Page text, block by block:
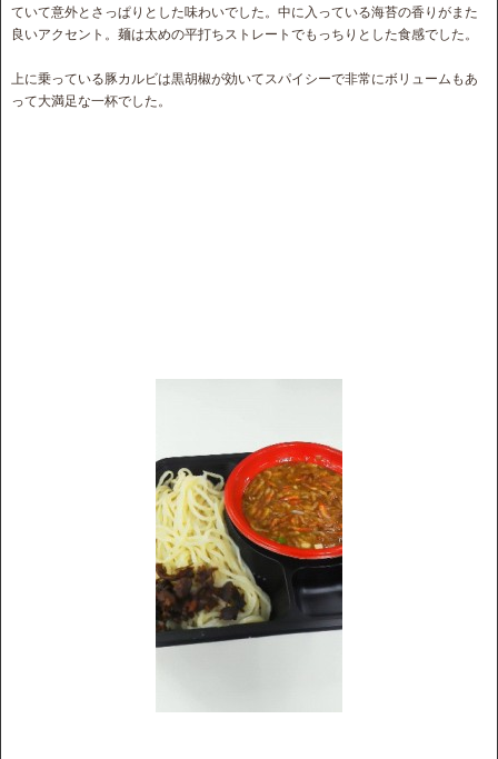
ていて意外とさっぱりとした味わいでした。中に入っている海苔の香りがまた
良いアクセント。麺は太めの平打ちストレートでもっちりとした食感でした。
上に乗っている豚カルビは黒胡椒が効いてスパイシーで非常にボリュームもあ
って大満足な一杯でした。